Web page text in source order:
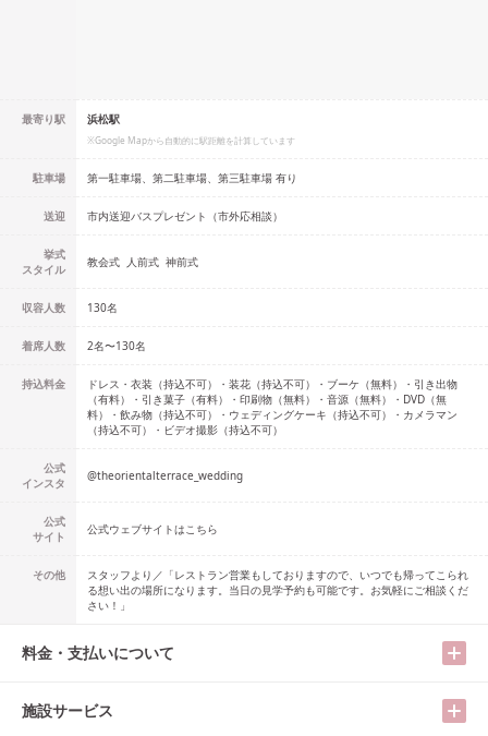
最寄り駅 浜松駅
※Google Mapから自動的に駅距離を計算しています
駐車場 第一駐車場、第二駐車場、第三駐車場 有り
送迎 市内送迎バスプレゼント（市外応相談）
挙式
スタイル
教会式 人前式 神前式
収容人数 130名
着席人数 2名〜130名
持込料金
ドレス・衣装（持込不可）・装花（持込不可）・ブーケ（無料）・引き出物
（有料）・引き菓子（有料）・印刷物（無料）・音源（無料）・DVD（無
料）・飲み物（持込不可）・ウェディングケーキ（持込不可）・カメラマン
（持込不可）・ビデオ撮影（持込不可）
公式
インスタ
@theorientalterrace_wedding
公式
サイト
公式ウェブサイトはこちら
その他
スタッフより／「レストラン営業もしておりますので、いつでも帰ってこられ
る想い出の場所になります。当日の見学予約も可能です。お気軽にご相談くだ
さい！」
料金・支払いについて
施設サービス